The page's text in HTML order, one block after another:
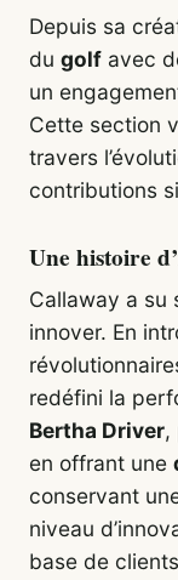
Depuis sa
du golf avec
un
Cette section
travers
contributions
Une histoire
Callaway a su
innover. En
redéfini la
Bertha Driver,
en offrant une
conservant
niveau
base de